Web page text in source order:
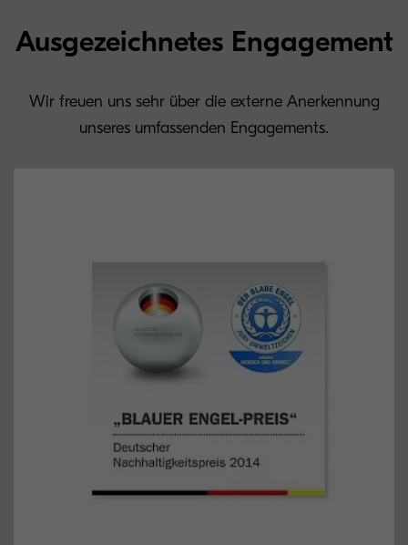
Ausgezeichnetes Engagement
Wir freuen uns sehr über die externe Anerkennung
unseres umfassenden Engagements.